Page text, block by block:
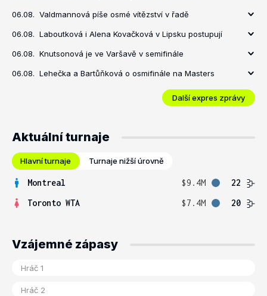
06.08. Valdmannová píše osmé vítězství v řadě
06.08. Laboutková i Alena Kovačková v Lipsku postupují
06.08. Knutsonová je ve Varšavě v semifinále
06.08. Lehečka a Bartůňková o osmifinále na Masters
Další expres zprávy
Aktuální turnaje
Hlavní turnaje Turnaje nižší úrovně
Montreal $9.4M
22
Toronto WTA
$7.4M 20
Vzájemné zápasy